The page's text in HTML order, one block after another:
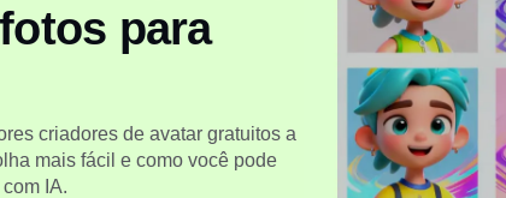
para
criadores de avatar gratuitos a
mais fácil e como você pode
IA.